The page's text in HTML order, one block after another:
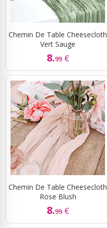
Chemin De Table Cheesecloth
Vert Sauge
8.99 €
Chemin De Table Cheesecloth
Rose Blush
8.99 €